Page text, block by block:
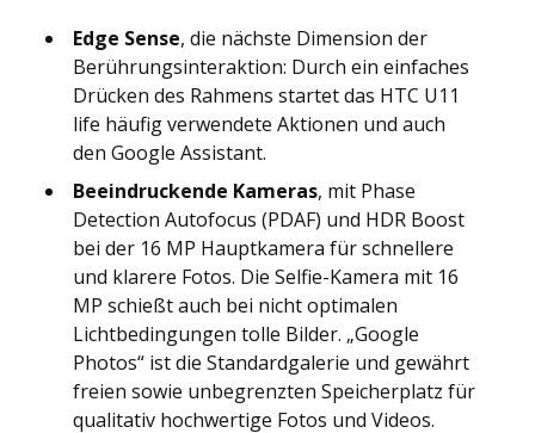
Edge Sense, die nächste Dimension der
Berührungsinteraktion: Durch ein einfaches
Drücken des Rahmens startet das HTC U11
life häufig verwendete Aktionen und auch
den Google Assistant.
Beeindruckende Kameras, mit Phase
Detection Autofocus (PDAF) und HDR Boost
bei der 16 MP Hauptkamera für schnellere
und klarere Fotos. Die Selfie-Kamera mit 16
MP schießt auch bei nicht optimalen
Lichtbedingungen tolle Bilder. „Google
Photos“ ist die Standardgalerie und gewährt
freien sowie unbegrenzten Speicherplatz für
qualitativ hochwertige Fotos und Videos.